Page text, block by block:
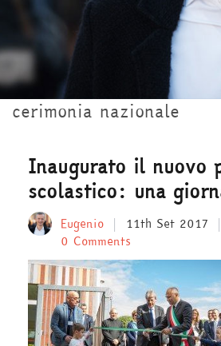
cerimonia nazionale
Inaugurato il nuovo
scolastico: una
Eugenio 11th Set 2017
0 Comments